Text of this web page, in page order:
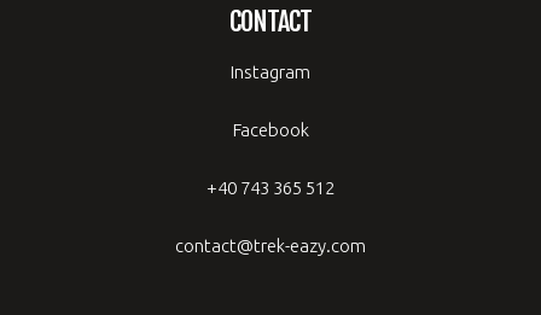
CONTACT
Instagram
Facebook
+40 743 365 512
contact@trek-eazy.com